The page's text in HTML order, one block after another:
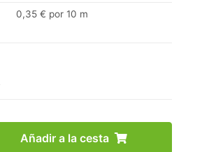
0,35 € por 10 m
Añadir a la cesta